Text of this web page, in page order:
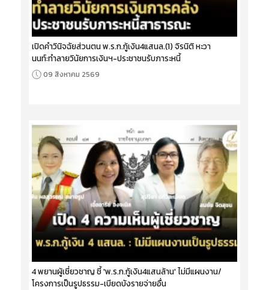
เปิดคำวินิจฉัยส่วนตน พ.ร.ก.กู้เงิน4แสนล.(1) จิรนิติ หะวา
นนท์:ทำลายวินัยการเงินฯ-ประชาชนรับภาระหนี้
09 สิงหาคม 2569
4 พยานผู้เชี่ยวชาญ ชี้ 'พ.ร.ก.กู้เงิน4แสนล้าน' ไม่มีแผนงาน/
โครงการเป็นรูปธรรม-เบียดบังรายจ่ายอื่น